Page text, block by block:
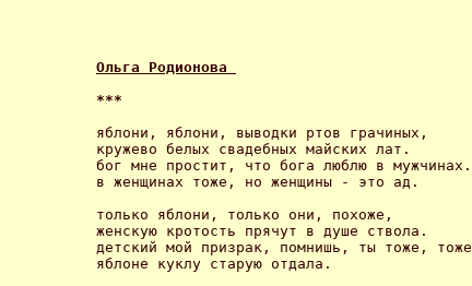
Ольга Родионова
***
яблони, яблони, выводки ртов грачиных,
кружево белых свадебных майских лат.
бог мне простит, что бога люблю в мужчинах.
в женщинах тоже, но женщины - это ад.
только яблони, только они, похоже,
женскую кротость прячут в душе ствола.
детский мой призрак, помнишь, ты тоже, тоже
яблоне куклу старую отдала.